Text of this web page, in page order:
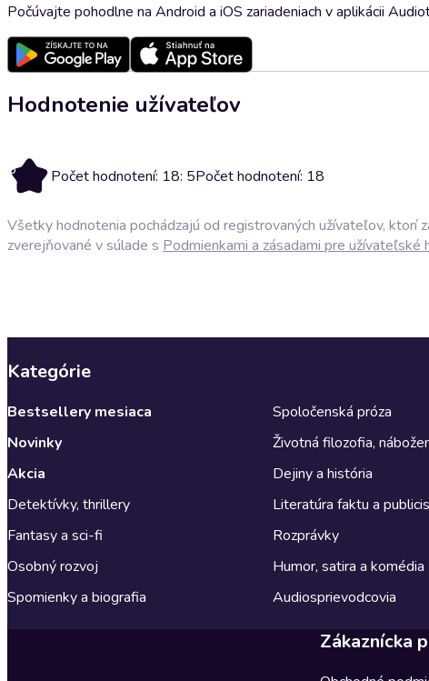
Počúvajte pohodlne na Android a iOS zariadeniach v aplikácii
Hodnotenie užívateľov
5 Počet hodnotení: 18: 5Počet hodnotení: 18
Všetky hodnotenia pochádzajú od registrovaných užívateľov, ktorí
zverejňované v súlade s Podmienkami a zásadami pre užívateľské
Kategórie
Bestsellery mesiaca
Novinky
Akcia
Detektívky, thrillery
Fantasy a sci-fi
Osobný rozvoj
Spomienky a biografia
Spoločenská próza
Životná filozofia,
Dejiny a história
Literatúra faktu a
Rozprávky
Humor, satira a komédia
Audiosprievodcovia
Zákaznícka